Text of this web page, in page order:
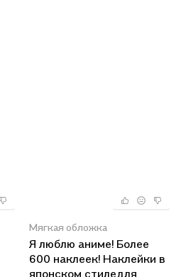
Мягкая обложка
Я люблю аниме! Более
600 наклеек! Наклейки в
японском стиледля